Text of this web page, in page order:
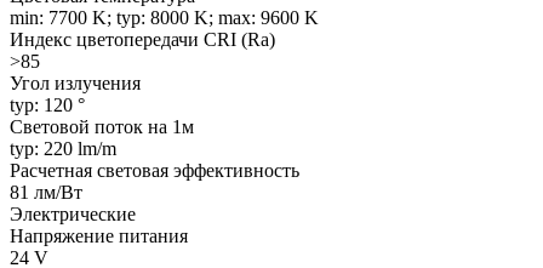
min: 7700 K; typ: 8000 K; max: 9600 K
Индекс цветопередачи CRI (Ra)
>85
Угол излучения
typ: 120 °
Световой поток на 1м
typ: 220 lm/m
Расчетная световая эффективность
81 лм/Вт
Электрические
Напряжение питания
24 V